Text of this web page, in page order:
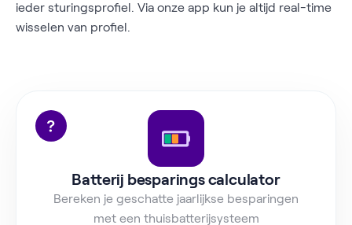
ieder sturingsprofiel. Via onze app kun je altijd real-time
wisselen van profiel.
Batterij besparings calculator
Bereken je geschatte jaarlijkse besparingen
met een thuisbatterijsysteem